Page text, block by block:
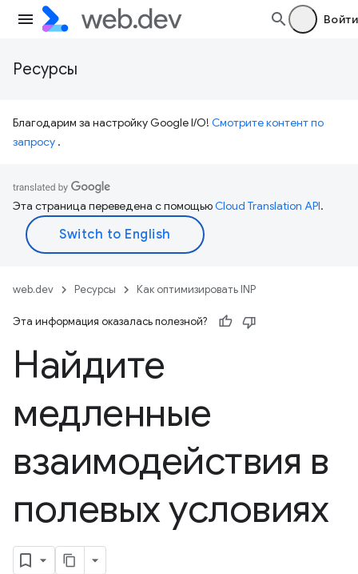
Войти
Ресурсы
Благодарим за настройку Google I/O! Смотрите контент по
запросу .
Эта страница переведена с помощьюCloud Translation API.
web.dev Ресурсы Как оптимизировать INP
Эта информация оказалась полезной?
Найдите
медленные
взаимодействия в
полевых условиях